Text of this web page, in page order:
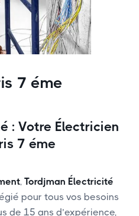
7 éme
: Votre Électricien
7 éme
, Tordjman Électricité
pour tous vos besoins
de 15 ans d’expérience,